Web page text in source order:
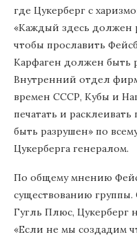
где Цукерберг с
«Каждый здесь должен
чтобы прославить
Карфаген должен быть
Внутренний отдел
времен СССР, Кубы и
печатать и
быть разрушен» по
Цукерберга генералом.
По общему мнению
существованию группы.
Гугль Плюс, Цукерберг
«Если не мы создадим